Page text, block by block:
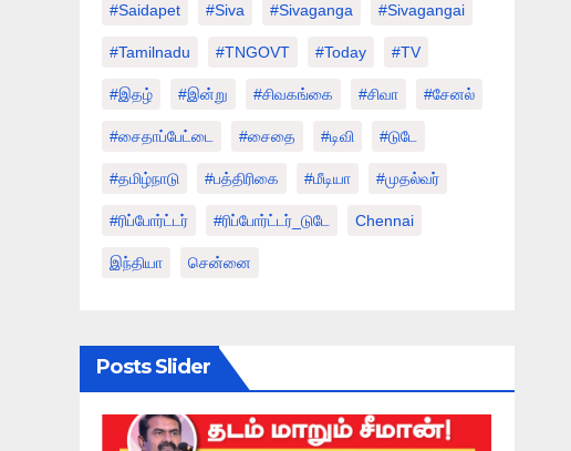
#saidapet #Siva #Sivaganga #sivagangai
#tamilnadu #TNGOVT #today #TV
#இதழ் #இன்று #சிவகங்கை #சிவா #சேனல்
#சைதாப்பேட்டை #சைதை #டிவி #டுடே
#தமிழ்நாடு #பத்திரிகை #மீடியா #முதல்வர்
#ரிப்போர்ட்டர் #ரிப்போர்ட்டர்_டுடே Chennai
இந்தியா சென்னை
Posts Slider